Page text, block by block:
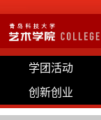
学团活动
创新创业